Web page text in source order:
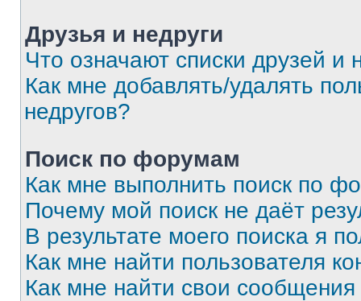
Друзья и недруги
Что означают списки друзей и
Как мне добавлять/удалять
недругов?
Поиск по форумам
Как мне выполнить поиск по
Почему мой поиск не даёт
В результате моего поиска я
Как мне найти пользователя
Как мне найти свои